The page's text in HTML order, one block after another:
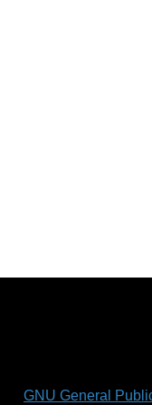
GNU General